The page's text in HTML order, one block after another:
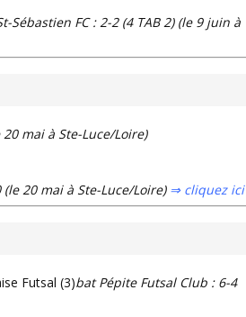
Sébastien FC : 2-2 (4 TAB 2) (le 9 juin à
mai à Ste-Luce/Loire)
20 mai à Ste-Luce/Loire) ⇒ cliquez ici
Futsal (3)bat Pépite Futsal Club : 6-4